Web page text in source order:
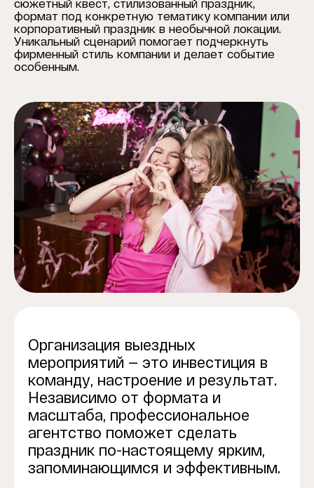
сюжетный квест, стилизованный праздник,
формат под конкретную тематику компании или
корпоративный праздник в необычной локации.
Уникальный сценарий помогает подчеркнуть
фирменный стиль компании и делает событие
особенным.
Организация выездных
мероприятий — это инвестиция в
команду, настроение и результат.
Независимо от формата и
масштаба, профессиональное
агентство поможет сделать
праздник по-настоящему ярким,
запоминающимся и эффективным.